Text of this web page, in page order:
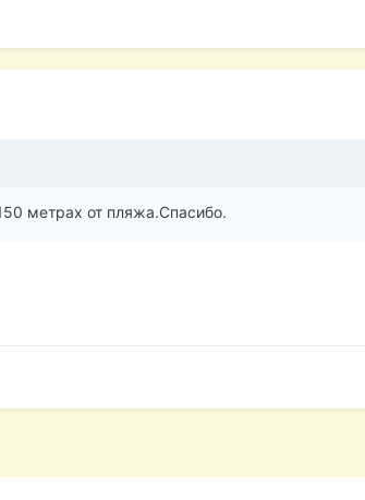
метрах от пляжа.Спасибо.